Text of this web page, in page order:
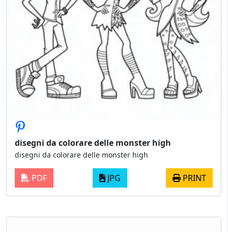
disegni da colorare delle monster high
disegni da colorare delle monster high
PDF JPG PRINT